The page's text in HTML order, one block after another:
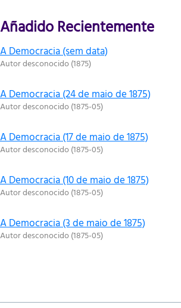
Añadido Recientemente
A Democracia (sem data)
Autor desconocido(1875)
A Democracia (24 de maio de 1875)
Autor desconocido(1875-05)
A Democracia (17 de maio de 1875)
Autor desconocido(1875-05)
A Democracia (10 de maio de 1875)
Autor desconocido(1875-05)
A Democracia (3 de maio de 1875)
Autor desconocido(1875-05)